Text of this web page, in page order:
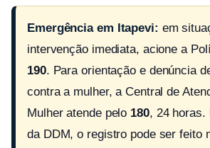
Emergência em Itapevi: em
intervenção imediata, acione a
190. Para orientação e denúncia
contra a mulher, a Central de
Mulher atende pelo 180, 24 horas.
da DDM, o registro pode ser feito